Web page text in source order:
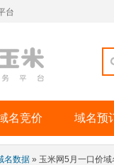
台
名竞价 域名预
名数据 » 玉米网5月一口价